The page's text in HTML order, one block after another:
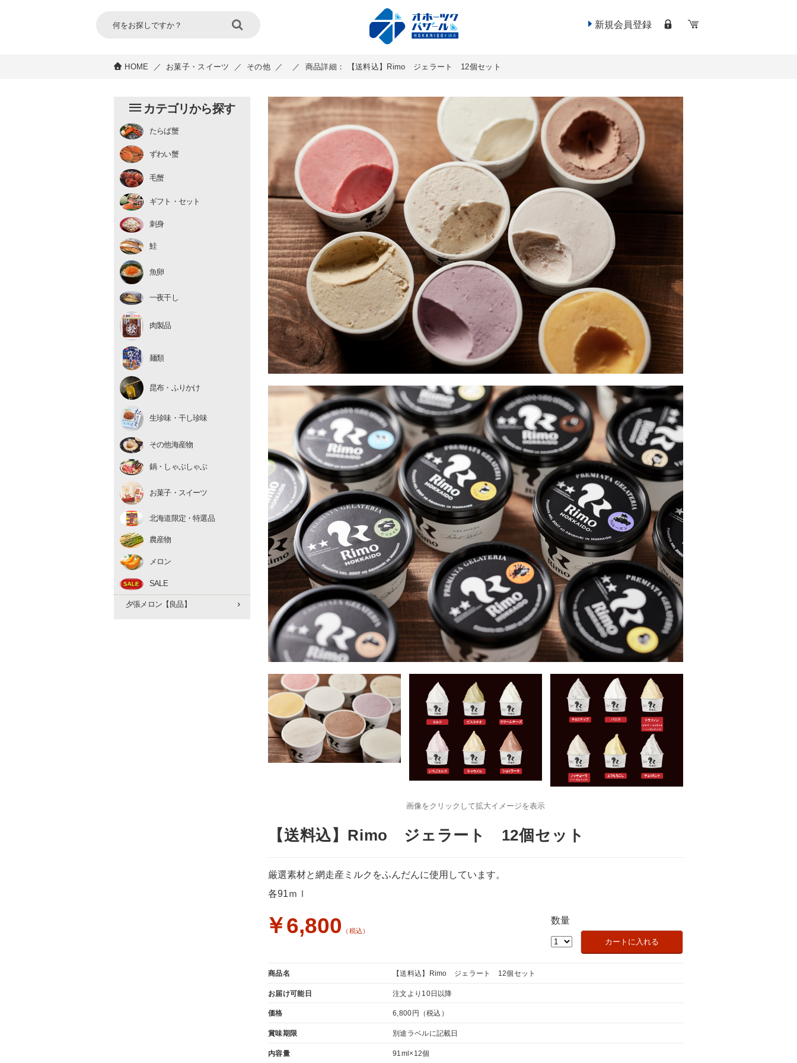
新規会員登録
HOME ／ お菓子・スイーツ ／ その他 ／ ／ 商品詳細： 【送料込】Rimo ジェラート 12個セット
カテゴリから探す
たらば蟹
チルド
むき身 ずわい蟹
むき身
生冷凍 毛蟹
チルド
ギフト・セット
刺身
鮭
魚卵
いくら
たらこ・明太子
数の子
一夜干し
肉製品
麺類
昆布・ふりかけ
生珍味・干し珍味
生珍味
干し珍味
その他海産物
鍋・しゃぶしゃぶ
お菓子・スイーツ
北海道限定・特選品
農産物
アスパラ
とうもろこし
たまねぎ
早期予約 10月下旬
メロン
赤肉メロン
夕張メロン【優品】
夕張メロン【良品】
SALE
画像をクリックして拡大イメージを表示
【送料込】Rimo ジェラート 12個セット
厳選素材と網走産ミルクをふんだんに使用しています。
各91ｍｌ
￥6,800 （税込）
数量
商品名 【送料込】Rimo ジェラート 12個セット
お届け可能日 注文より10日以降
価格 6,800円 （税込）
賞味期限 別途ラベルに記載日
内容量 91ml×12個